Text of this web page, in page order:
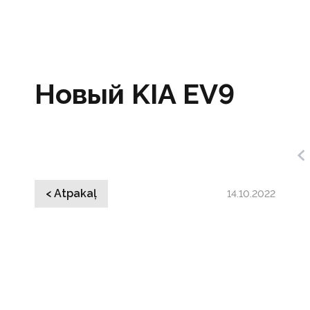
Новый KIA EV9
< Atpakaļ 14.10.2022